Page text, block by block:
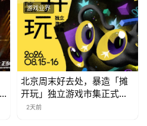
游戏业界
北京周末好去处，暴造「摊
开玩」独立游戏市集正式开
票！
2天前